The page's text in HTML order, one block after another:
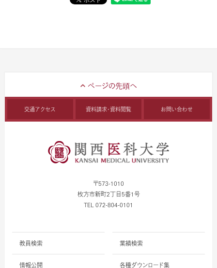
交通アクセス 資料請求・資料閲覧 お問い合わせ
〒573-1010
枚方市新町2丁目5番1号
TEL 072-804-0101
教員検索 業績検索
情報公開 各種ダウンロード集